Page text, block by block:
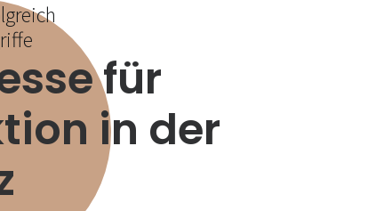
für
in der